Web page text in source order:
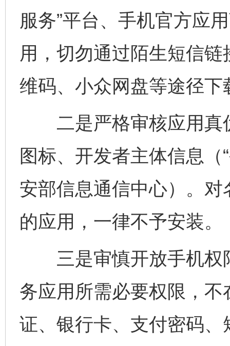
服务”平台、手机官方应
用，切勿通过陌生短信
维码、小众网盘等途径
二是严格审核应用真
图标、开发者主体信息（
安部信息通信中心）。
的应用，一律不予安装。
三是审慎开放手机权
务应用所需必要权限，
证、银行卡、支付密码